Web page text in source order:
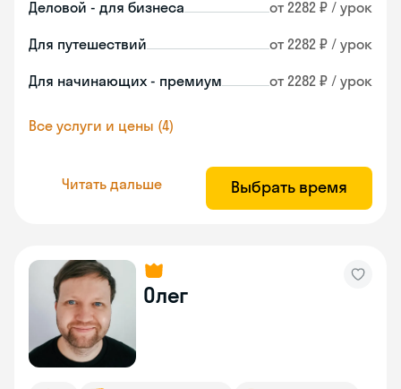
Деловой - для бизнеса от 2282 ₽ / урок
Для путешествий от 2282 ₽ / урок
Для начинающих - премиум от 2282 ₽ / урок
Все услуги и цены (4)
Читать дальше Выбрать время
Олег